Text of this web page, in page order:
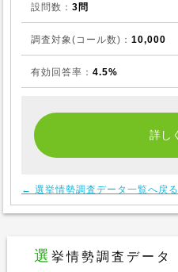
設問数： 3問
調査対象(コール数)： 10,000
有効回答率： 4.5%
← 選挙情勢調査データ一覧へ戻る
選挙情勢調査データ